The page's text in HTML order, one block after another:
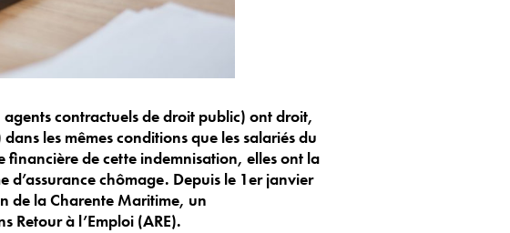
contractuels de droit public) ont droit,
les mêmes conditions que les salariés du
financière de cette indemnisation, elles ont la
d’assurance chômage. Depuis le 1er janvier
de la Charente Maritime, un
Retour à l’Emploi (ARE).